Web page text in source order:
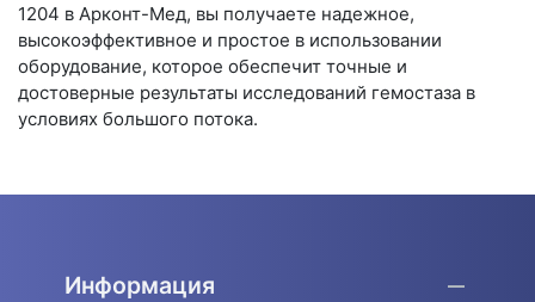
1204 в Арконт-Мед, вы получаете надежное,
высокоэффективное и простое в использовании
оборудование, которое обеспечит точные и
достоверные результаты исследований гемостаза в
условиях большого потока.
Информация